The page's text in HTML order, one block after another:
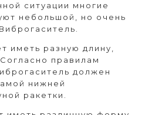
ситуации многие
небольшой, но очень
иметь разную длину,
правилам
должен
нижней
ракетки.